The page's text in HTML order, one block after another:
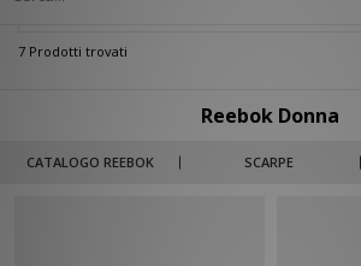
7 Prodotti trovati
Reebok Donna
CATALOGO REEBOK SCARPE
Fondata nel 1958 dai nipoti dell'influente
Foster, il nome Reebok proviene dalla parola